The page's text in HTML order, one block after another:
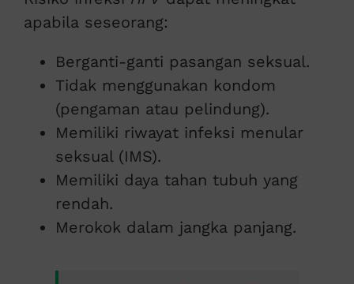
apabila seseorang:
Berganti-ganti pasangan seksual.
Tidak menggunakan kondom
(pengaman atau pelindung).
Memiliki riwayat infeksi menular
seksual (IMS).
Memiliki daya tahan tubuh yang
rendah.
Merokok dalam jangka panjang.